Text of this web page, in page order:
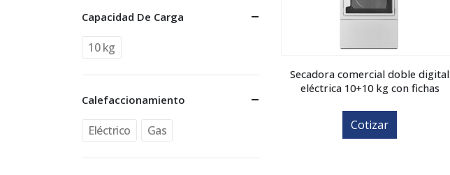
Secadora comercial doble digital
eléctrica 10+10 kg con fichas
Cotizar
Capacidad De Carga
10 kg
Calefaccionamiento
Eléctrico Gas